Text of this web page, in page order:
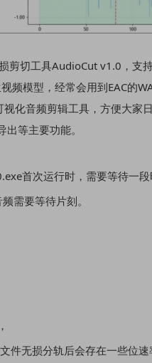
剪切工具AudioCut v1.0，支
频模型，经常会用到EAC的
化音频剪辑工具，方便大家
等主要功能。
首次运行时，需要等待一段
需要等待片刻。
件无损分轨后会存在一些位